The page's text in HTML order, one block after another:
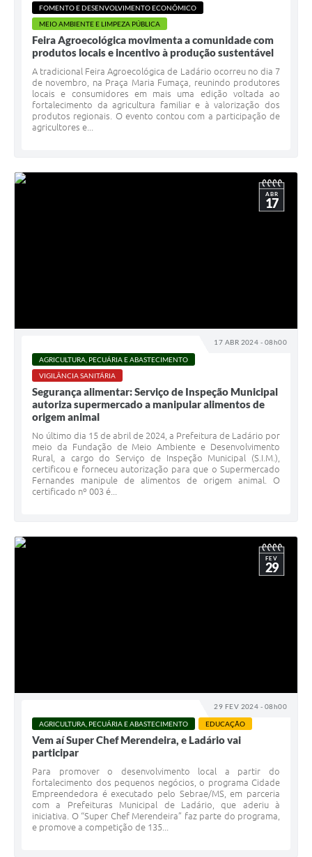
FOMENTO E DESENVOLVIMENTO ECONÔMICO
MEIO AMBIENTE E LIMPEZA PÚBLICA
Feira Agroecológica movimenta a comunidade com
produtos locais e incentivo à produção sustentável
A tradicional Feira Agroecológica de Ladário ocorreu no dia 7
de novembro, na Praça Maria Fumaça, reunindo produtores
locais e consumidores em mais uma edição voltada ao
fortalecimento da agricultura familiar e à valorização dos
produtos regionais. O evento contou com a participação de
agricultores e...
17 ABR 2024 - 08h00
ABR
17
AGRICULTURA, PECUÁRIA E ABASTECIMENTO
VIGILÂNCIA SANITÁRIA
Segurança alimentar: Serviço de Inspeção Municipal
autoriza supermercado a manipular alimentos de
origem animal
No último dia 15 de abril de 2024, a Prefeitura de Ladário por
meio da Fundação de Meio Ambiente e Desenvolvimento
Rural, a cargo do Serviço de Inspeção Municipal (S.I.M.),
certificou e forneceu autorização para que o Supermercado
Fernandes manipule de alimentos de origem animal. O
certificado nº 003 é...
29 FEV 2024 - 08h00
FEV
29
AGRICULTURA, PECUÁRIA E ABASTECIMENTO EDUCAÇÃO
Vem aí Super Chef Merendeira, e Ladário vai
participar
Para promover o desenvolvimento local a partir do
fortalecimento dos pequenos negócios, o programa Cidade
Empreendedora é executado pelo Sebrae/MS, em parceria
com a Prefeituras Municipal de Ladário, que aderiu à
iniciativa. O “Super Chef Merendeira” faz parte do programa,
e promove a competição de 135...